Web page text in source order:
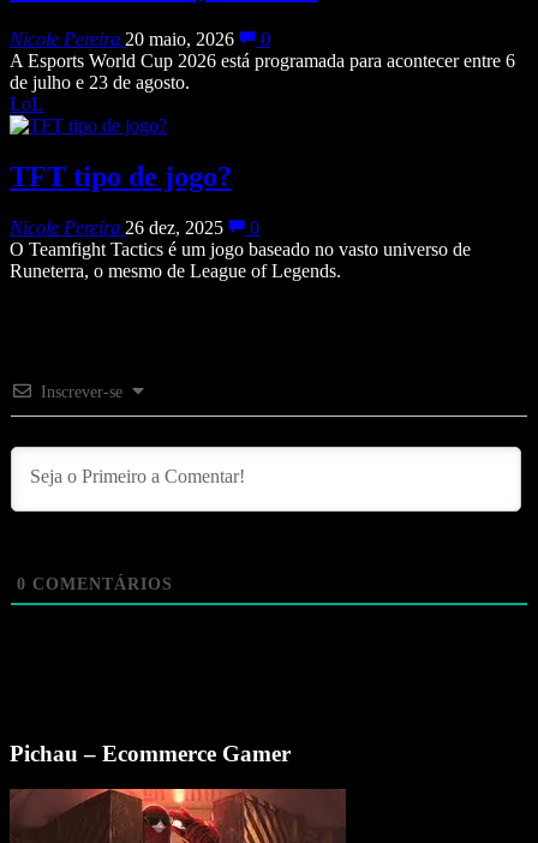
Nicole Pereira 20 maio, 2026
0
A Esports World Cup 2026 está programada para acontecer entre 6
de julho e 23 de agosto.
LoL
TFT tipo de jogo?
Nicole Pereira 26 dez, 2025
0
O Teamfight Tactics é um jogo baseado no vasto universo de
Runeterra, o mesmo de League of Legends.
Inscrever-se
0 COMENTÁRIOS
Pichau – Ecommerce Gamer